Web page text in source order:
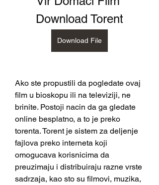
Download Torent
Download File
Ako ste propustili da pogledate ovaj
film u bioskopu ili na televiziji, ne
brinite. Postoji nacin da ga gledate
online besplatno, a to je preko
torenta. Torent je sistem za deljenje
fajlova preko interneta koji
omogucava korisnicima da
preuzimaju i distribuiraju razne vrste
sadrzaja, kao sto su filmovi, muzika,